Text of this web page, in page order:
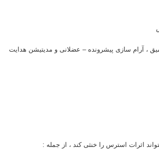
، آرام سازی پیشرونده – عضلانی و مدیتیشن هدایت
اثرات استرس را خنثی کند ، از جمله :